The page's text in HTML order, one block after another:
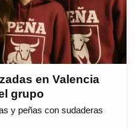
en Valencia
grupo
y peñas con sudaderas